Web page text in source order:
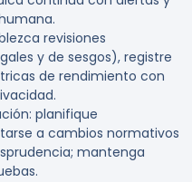
revisiones
y de sesgos), registre
de rendimiento con
planifique
a cambios normativos
mantenga